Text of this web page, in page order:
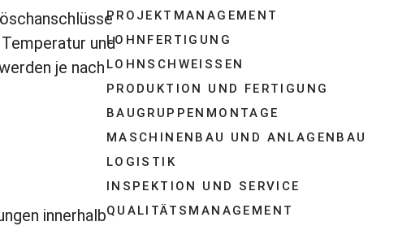
PROJEKTMANAGEMENT
LOHNFERTIGUNG
LOHNSCHWEISSEN
PRODUKTION UND FERTIGUNG
BAUGRUPPENMONTAGE
MASCHINENBAU UND ANLAGENBAU
LOGISTIK
INSPEKTION UND SERVICE
QUALITÄTSMANAGEMENT
und
je nach
innerhalb